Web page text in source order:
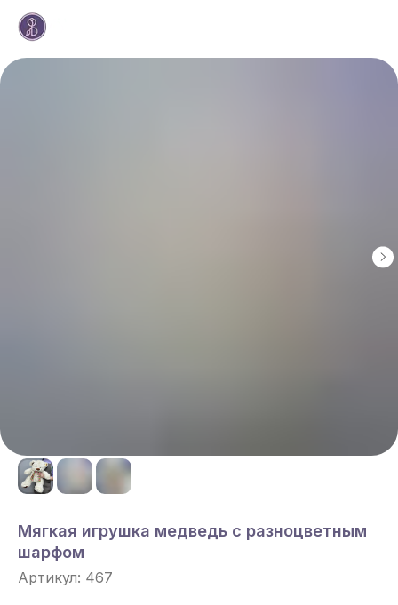
Мягкая игрушка медведь с разноцветным
шарфом
Артикул: 467